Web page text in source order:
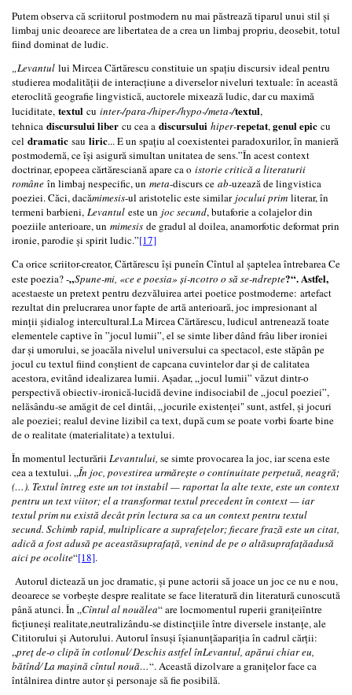
Putem observa că scriitorul postmodern nu mai păstrează tiparul unui stil și
limbaj unic deoarece are libertatea de a crea un limbaj propriu, deosebit, totul
fiind dominat de ludic.
„Levantul lui Mircea Cărtărescu constituie un spațiu discursiv ideal pentru
studierea modalității de interacțiune a diverselor niveluri textuale: în această
eteroclită geografie lingvistică, auctorele mixează ludic, dar cu maximă
luciditate, textul cu inter-/para-/hiper-/hypo-/meta-/textul,
tehnica discursului liber cu cea a discursului hiper-repetat,genul epic cu
cel dramatic sau liric... E un spațiu al coexistentei paradoxurilor, în manieră
postmodernă, ce își asigură simultan unitatea de sens.”În acest context
doctrinar, epopeea cărtăresciană apare ca o istorie critică a literaturii
române în limbaj nespecific, un meta-discurs ce ab-uzează de lingvistica
poeziei. Căci, dacămimesis-ul aristotelic este similar jocului prim literar, în
termeni barbieni, Levantul este un joc secund, butaforie a colajelor din
poeziile anterioare, un mimesis de gradul al doilea, anamorfotic deformat prin
ironie, parodie și spirit ludic.”[17]
Ca orice scriitor-creator, Cărtărescu își puneîn Cîntul al șaptelea întrebarea Ce
este poezia? -„Spune-mi, «ce e poesia» și-ncotro o să se-ndrepte?“. Astfel,
acestaeste un pretext pentru dezvăluirea artei poetice postmoderne: artefact
rezultat din prelucrarea unor fapte de artă anterioară, joc impresionant al
minții șidialog intercultural.La Mircea Cărtărescu, ludicul antrenează toate
elementele captive în ”jocul lumii”, el se simte liber dând frâu liber ironiei
dar și umorului, se joacăla nivelul universului ca spectacol, este stăpân pe
jocul cu textul fiind conștient de capcana cuvintelor dar și de calitatea
acestora, evitând idealizarea lumii. Așadar, „jocul lumii” văzut dintr-o
perspectivă obiectiv-ironică-lucidă devine indisociabil de „jocul poeziei”,
nelăsându-se amăgit de cel dintâi, „jocurile existenței" sunt, astfel, și jocuri
ale poeziei; realul devine lizibil ca text, după cum se poate vorbi foarte bine
de o realitate (materialitate) a textului.
În momentul lecturării Levantului, se simte provocarea la joc, iar scena este
cea a textului. „În joc, povestirea urmărește o continuitate perpetuă, neagră;
(…). Textul întreg este un tot instabil — raportat la alte texte, este un context
pentru un text viitor; el a transformat textul precedent în context — iar
textul prim nu există decât prin lectura sa ca un context pentru textul
secund. Schimb rapid, multiplicare a suprafețelor; fiecare frază este un citat,
adică a fost adusă pe aceastăsuprafață, venind de pe o altăsuprafațăadusă
aici pe ocolite“[18].
Autorul dictează un joc dramatic, și pune actorii să joace un joc ce nu e nou,
deoarece se vorbește despre realitate se face literatură din literatură cunoscută
până atunci. În „Cîntul al nouălea“ are locmomentul ruperii granițeiîntre
ficțiuneși realitate,neutralizându-se distincțiile între diversele instanțe, ale
Cititorului și Autorului. Autorul însuși îșianunțăapariția în cadrul cărții:
„preț de-o clipă în cotlonul⁄ Deschis astfel înLevantul, apărui chiar eu,
bătînd⁄ La mașină cîntul nouă…“. Această dizolvare a granițelor face ca
întâlnirea dintre autor și personaje să fie posibilă.